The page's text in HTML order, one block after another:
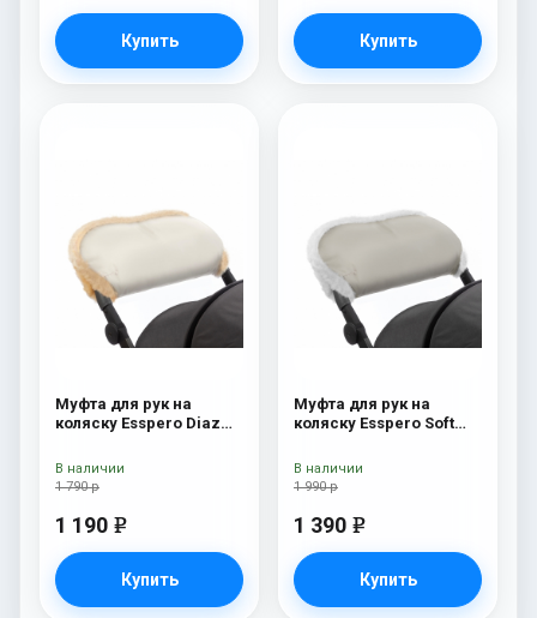
Купить Купить
Муфта для рук на
коляску Esspero Diaz
Beige
1 790 р
1 190 e
Купить
В наличии
Муфта для рук на
коляску Esspero Soft
1 990 р
1 390 e
Купить
В наличии